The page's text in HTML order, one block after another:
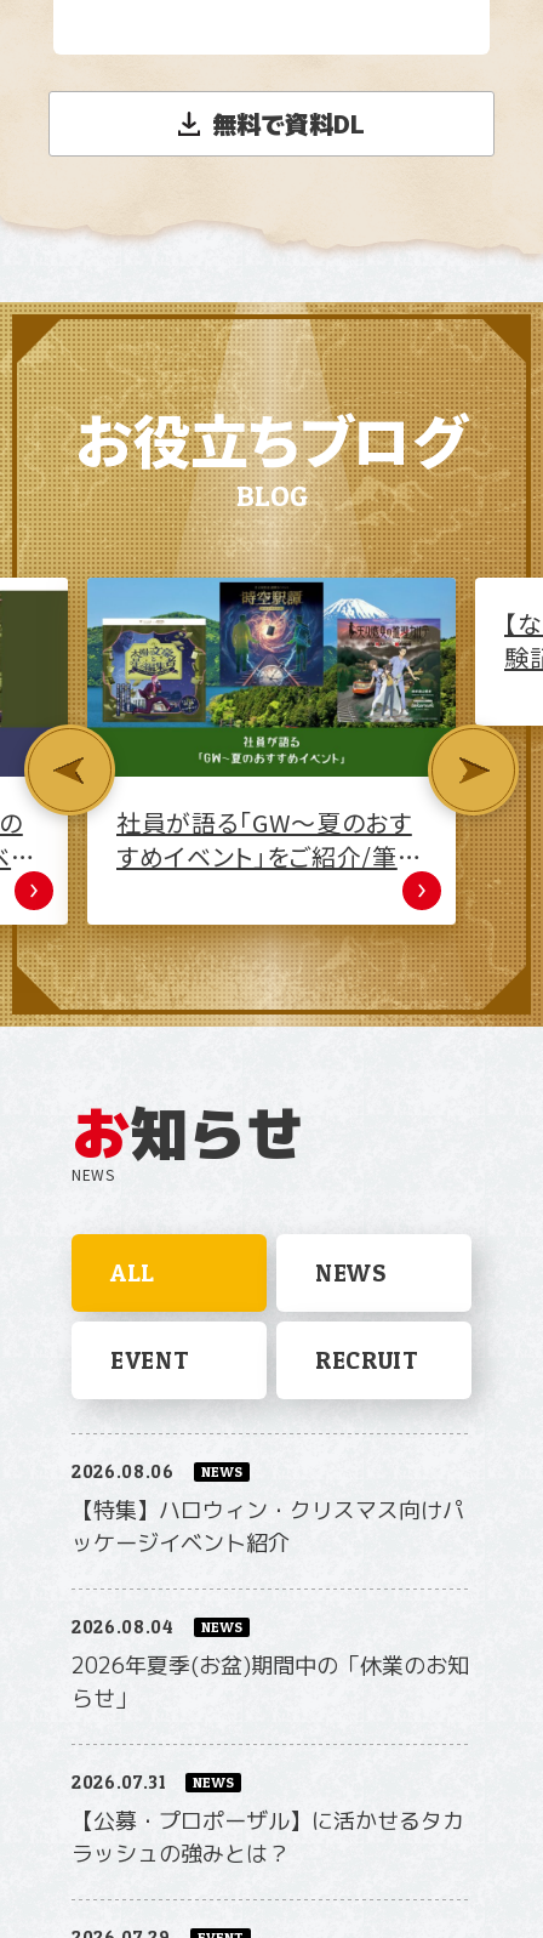
無料で資料DL
お役立ちブログ
BLOG
【ななゆめアドベンチャー体
験記】クリア報告数3.4万件！
山口ゆめ回廊を巡る宝探し
行ってみた
商
イ
お知らせ
ALL NEWS
EVENT RECRUIT
2026.08.06 NEWS
【特集】ハロウィン・クリスマス向けパ
2026.08.04 NEWS
2026年夏季(お盆)期間中の「休業のお知
2026.07.31 NEWS
【公募・プロポーザル】に活かせるタカ